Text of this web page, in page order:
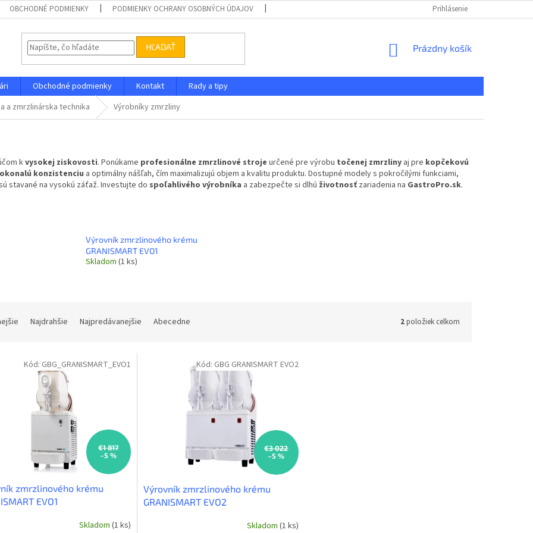
OBCHODNÉ PODMIENKY PODMIENKY OCHRANY OSOBNÝCH ÚDAJOV DOPRAVA A PLATBA
Prihlásenie
HĽADAŤ
NÁKUPNÝ
Prázdny košík
Obchodné podmienky Kontakt
Rady a tipy
a zmrzlinárska technika Výrobníky zmrzliny
kvysokej ziskovosti. Ponúkame profesionálne zmrzlinové stroje určené pre výrobu točenej zmrzliny aj pre kopčekovú
konzistenciu a optimálny nášľah, čím maximalizujú objem a kvalitu produktu. Dostupné modely s pokročilými funkciami,
stavané na vysokú záťaž. Investujte do spoľahlivého výrobníka a zabezpečte si dlhú životnosť zariadenia na GastroPro.sk.
Výrovník zmrzlinového krému
GRANISMART EVO1
Skladom(1 ks)
Najdrahšie Najpredávanejšie Abecedne 2položiek celkom
€1 817
–5 %
zmrzlinového krému
EVO1
Skladom (1 ks)
Kód: GBG_GRANISMART_EVO1
€3 022
–5 %
Výrovník zmrzlinového krému
GRANISMART EVO2
Skladom (1 ks)
Kód: GBG GRANISMART EVO2